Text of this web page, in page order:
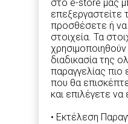
στο e-store μας
επεξεργαστείτε
προσθέσετε ή
στοιχεία. Τα
χρησιμοποιηθούν
διαδικασία της
παραγγελίας
που θα
και επιλέγετε
• Εκτέλεση